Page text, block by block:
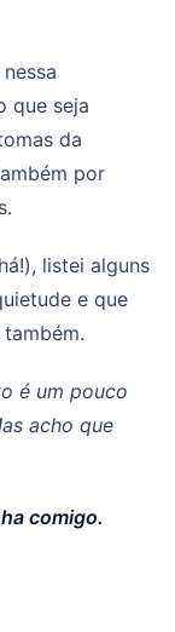
que seja
da
por
listei alguns
e que
é um pouco
acho que
comigo.